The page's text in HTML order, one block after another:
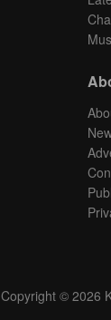
Copyright © 2026